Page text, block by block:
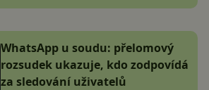
WhatsApp u soudu: přelomový
rozsudek ukazuje, kdo zodpovídá
za sledování uživatelů